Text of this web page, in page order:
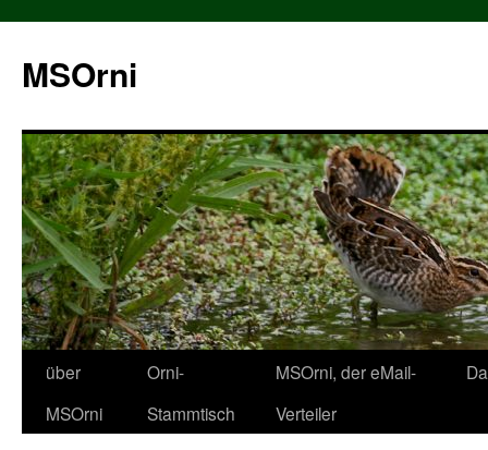
MSOrni
über
MSOrni
Orni-
Stammtisch
MSOrni, der eMail-
Verteiler